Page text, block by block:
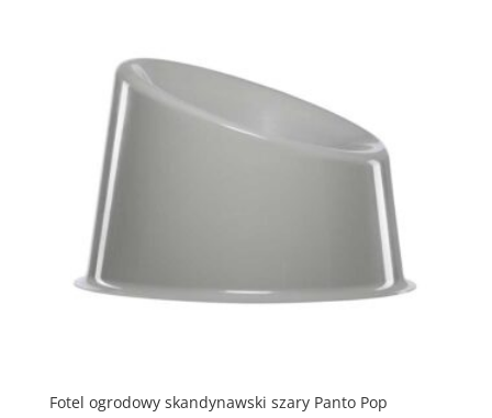
Fotel ogrodowy skandynawski szary Panto Pop